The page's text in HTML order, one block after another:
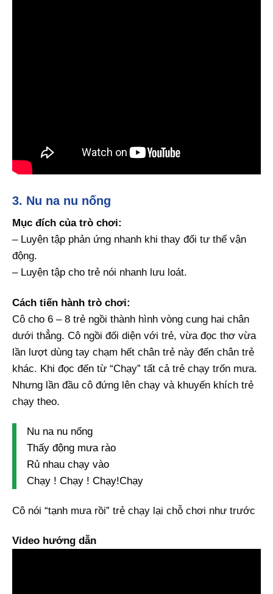
3. Nu na nu nống
Mục đích của trò chơi:
– Luyện tập phản ứng nhanh khi thay đổi tư thế vận
động.
– Luyện tập cho trẻ nói nhanh lưu loát.
Cách tiến hành trò chơi:
Cô cho 6 – 8 trẻ ngồi thành hình vòng cung hai chân
dưới thẳng. Cô ngồi đối diện với trẻ, vừa đọc thơ vừa
lần lượt dùng tay chạm hết chân trẻ này đến chân trẻ
khác. Khi đọc đến từ “Chạy” tất cả trẻ chạy trốn mưa.
Nhưng lần đầu cô đứng lên chạy và khuyến khích trẻ
chạy theo.
Nu na nu nống
Thấy động mưa rào
Rủ nhau chạy vào
Chạy ! Chạy ! Chạy!Chạy
Cô nói “tạnh mưa rồi” trẻ chạy lại chỗ chơi như trước
Video hướng dẫn